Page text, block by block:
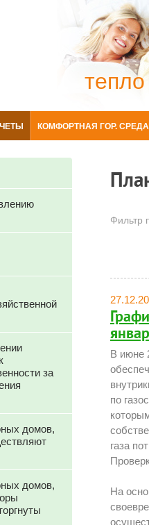
тепло
КОМФОРТНАЯ ГОР. СРЕДА
Фильтр
В июне
по
газа
На
за
домов,
домов,